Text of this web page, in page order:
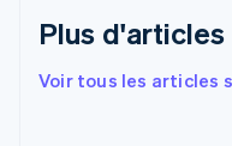
Plus d'articles
Voir tous les articles
Español English
English